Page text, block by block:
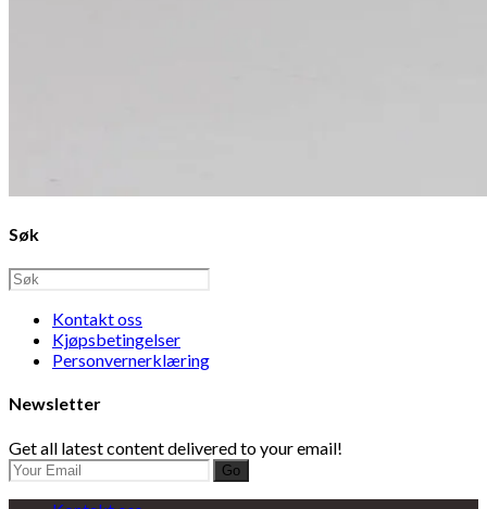
Søk
Kontakt oss
Kjøpsbetingelser
Personvernerklæring
Newsletter
Get all latest content delivered to your email!
Go